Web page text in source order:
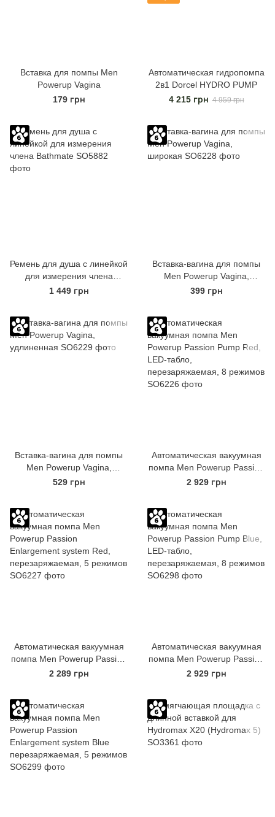
Вставка для помпы Men
Powerup Vagina
179 грн
Автоматическая гидропомпа
2в1 Dorcel HYDRO PUMP
4 215 грн 4 959 грн
Ремень для душа с линейкой
для измерения члена
Bathmate
1 449 грн
Вставка-вагина для помпы
Men Powerup Vagina,
широкая
399 грн
Вставка-вагина для помпы
Men Powerup Vagina,
удлиненная
529 грн
Автоматическая вакуумная
помпа Men Powerup Passion
Pump Red, LED-табло,
2 929 грн
Автоматическая вакуумная
помпа Men Powerup Passion
Enlargement system Red,
2 289 грн
Автоматическая вакуумная
помпа Men Powerup Passion
Pump Blue, LED-табло,
2 929 грн